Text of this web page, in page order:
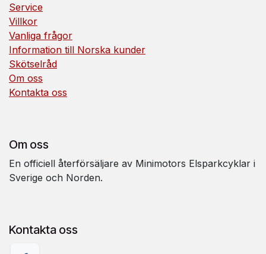
Service
Villkor
Vanliga frågor
Information till Norska kunder
Skötselråd
Om oss
Kontakta oss
Om oss
En officiell återförsäljare av Minimotors Elsparkcyklar i
Sverige och Norden.
Kontakta oss